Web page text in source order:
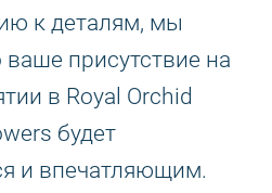
к деталям, мы
ваше присутствие на
в Royal Orchid
будет
и впечатляющим.